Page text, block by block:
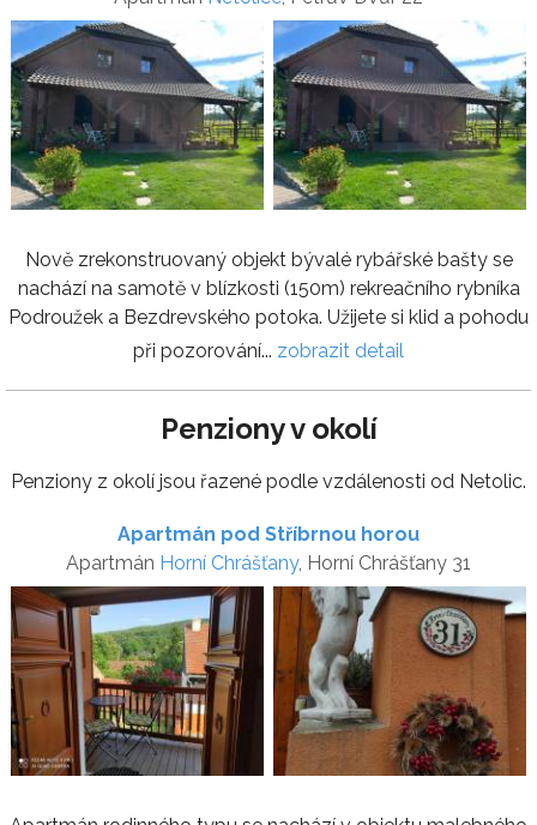
Nově zrekonstruovaný objekt bývalé rybářské bašty se
nachází na samotě v blízkosti (150m) rekreačního rybníka
Podroužek a Bezdrevského potoka. Užijete si klid a pohodu
při pozorování... zobrazit detail
Penziony v okolí
Penziony z okolí jsou řazené podle vzdálenosti od Netolic.
Apartmán pod Stříbrnou horou
Apartmán Horní Chrášťany, Horní Chrášťany 31